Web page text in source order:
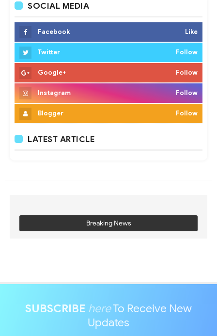
SOCIAL MEDIA
Facebook Like
Twitter Follow
Google+ Follow
Instagram Follow
Blogger Follow
LATEST ARTICLE
Breaking News
SUBSCRIBE hereTo Receive New
Updates